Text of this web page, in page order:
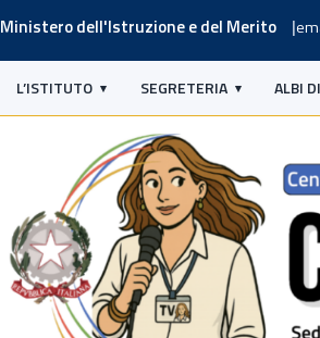
Ministero dell'Istruzione e del Merito
L’ISTITUTO SEGRETERIA ALBI